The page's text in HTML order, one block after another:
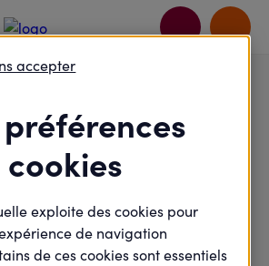
Activité
Mon compte - Activité
cardinault
préférences
cookies
exploite des cookies pour
de navigation
de ces cookies sont essentiels
accepter